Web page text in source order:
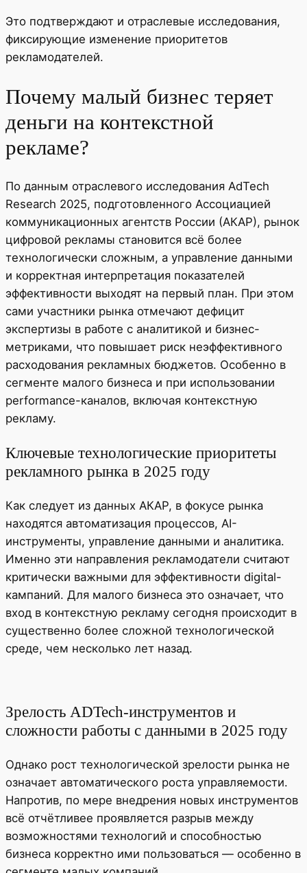
Это подтверждают и отраслевые исследования,
фиксирующие изменение приоритетов
рекламодателей.
Почему малый бизнес теряет
деньги на контекстной
рекламе?
По данным отраслевого исследования AdTech
Research 2025, подготовленного Ассоциацией
коммуникационных агентств России (АКАР), рынок
цифровой рекламы становится всё более
технологически сложным, а управление данными
и корректная интерпретация показателей
эффективности выходят на первый план. При этом
сами участники рынка отмечают дефицит
экспертизы в работе с аналитикой и бизнес-
метриками, что повышает риск неэффективного
расходования рекламных бюджетов. Особенно в
сегменте малого бизнеса и при использовании
performance-каналов, включая контекстную
рекламу.
Ключевые технологические приоритеты
рекламного рынка в 2025 году
Как следует из данных АКАР, в фокусе рынка
находятся автоматизация процессов, AI-
инструменты, управление данными и аналитика.
Именно эти направления рекламодатели считают
критически важными для эффективности digital-
кампаний. Для малого бизнеса это означает, что
вход в контекстную рекламу сегодня происходит в
существенно более сложной технологической
среде, чем несколько лет назад.
Зрелость ADTech-инструментов и
сложности работы с данными в 2025 году
Однако рост технологической зрелости рынка не
означает автоматического роста управляемости.
Напротив, по мере внедрения новых инструментов
всё отчётливее проявляется разрыв между
возможностями технологий и способностью
бизнеса корректно ими пользоваться — особенно в